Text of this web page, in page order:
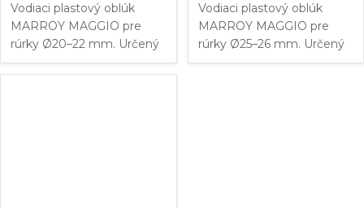
Vodiaci plastový oblúk
MARROY MAGGIO pre
rúrky Ø20–22 mm. Určený
na bezpečné vyvedenie
rúrky podlahového kúrenia
Vodiaci plastový oblúk
MARROY MAGGIO pre
rúrky Ø25–26 mm. Určený
na bezpečné vyvedenie